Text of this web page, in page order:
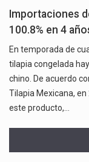
Importaciones
100.8% en 4
En temporada de
tilapia congelada
chino. De acuerdo
Tilapia Mexicana,
este producto,…